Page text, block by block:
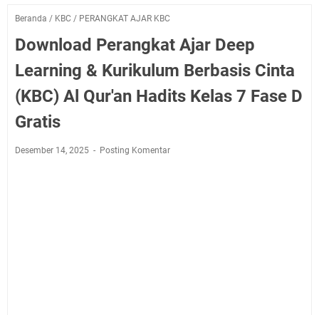
Beranda / KBC / PERANGKAT AJAR KBC
Download Perangkat Ajar Deep
Learning & Kurikulum Berbasis Cinta
(KBC) Al Qur'an Hadits Kelas 7 Fase D
Gratis
Desember 14, 2025 Posting Komentar